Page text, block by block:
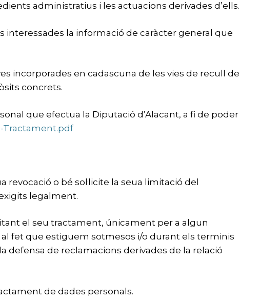
administratius i les actuacions derivades d’ells.
la informació de caràcter general que
incorporades en cadascuna de les vies de recull de
concrets.
que efectua la Diputació d’Alacant, a fi de poder
Tractament.pdf
o bé sol·licite la seua limitació del
legalment.
el seu tractament, únicament per a algun
fet que estiguem sotmesos i/o durant els terminis
defensa de reclamacions derivades de la relació
de dades personals.